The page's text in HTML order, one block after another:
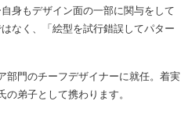
身もデザイン面の一部に関与をして
なく、「絵型を試行錯誤してパター
部門のチーフデザイナーに就任。着実
弟子として携わります。